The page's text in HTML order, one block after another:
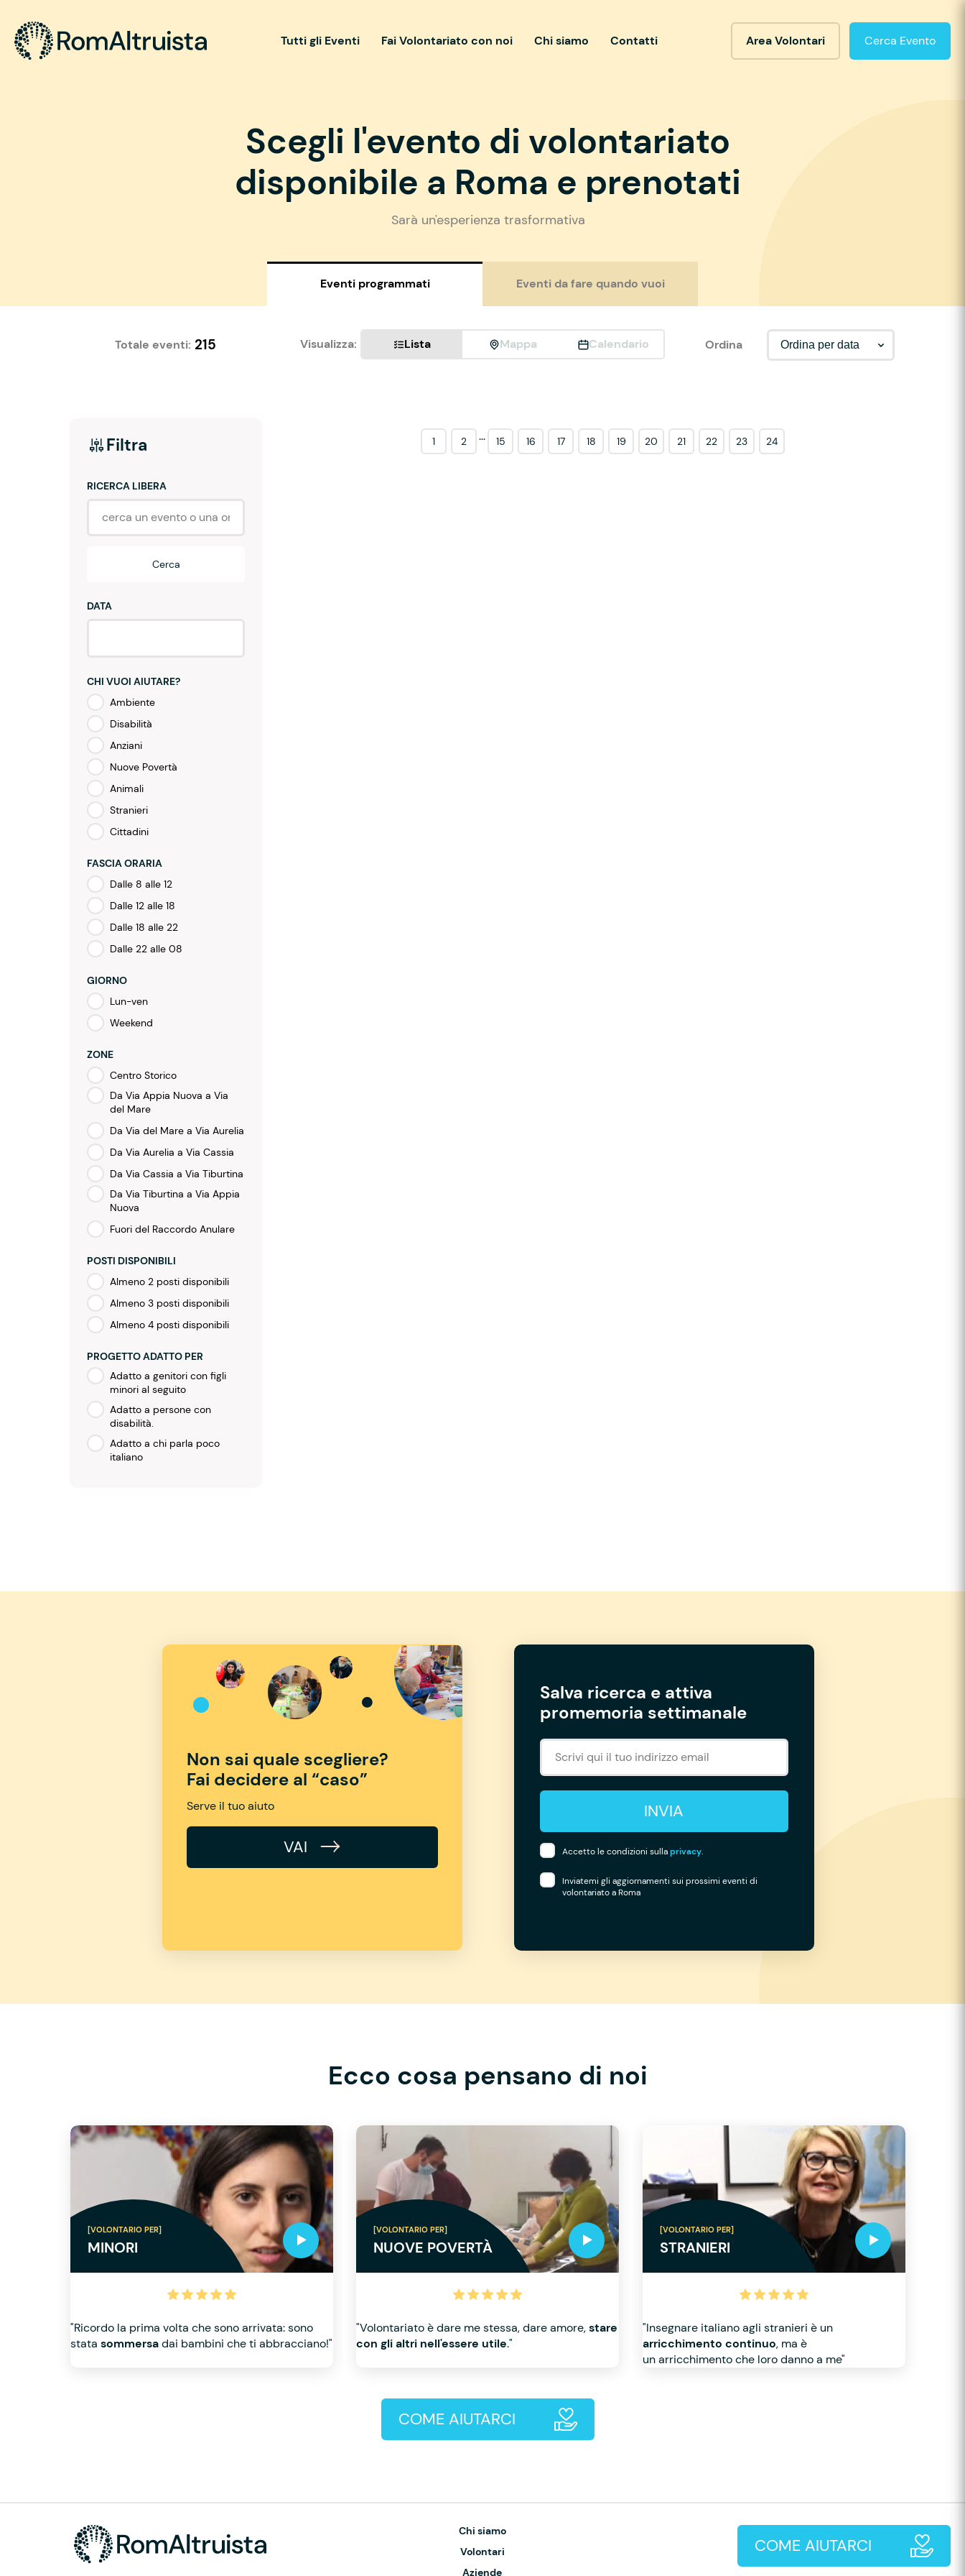
Tutti gli Eventi Fai Volontariato con noi Chi siamo Contatti Area Volontari Cerca Evento
Scegli l'evento di volontariato
disponibile a Roma e prenotati
Sarà un'esperienza trasformativa
Eventi programmati Eventi da fare quando vuoi
Totale eventi: 215 Visualizza: Lista Mappa Calendario Ordina
Filtra
RICERCA LIBERA
Cerca
DATA
CHI VUOI AIUTARE?
Ambiente
Disabilità
Anziani
Nuove Povertà
Animali
Stranieri
Cittadini
FASCIA ORARIA
Dalle 8 alle 12
Dalle 12 alle 18
Dalle 18 alle 22
Dalle 22 alle 08
GIORNO
Lun-ven
Weekend
ZONE
Centro Storico
Da Via Appia Nuova a Via
del Mare
Da Via del Mare a Via Aurelia
Da Via Aurelia a Via Cassia
Da Via Cassia a Via Tiburtina
Da Via Tiburtina a Via Appia
Nuova
Fuori del Raccordo Anulare
POSTI DISPONIBILI
Almeno 2 posti disponibili
Almeno 3 posti disponibili
Almeno 4 posti disponibili
PROGETTO ADATTO PER
Adatto a genitori con figli
minori al seguito
Adatto a persone con
disabilità.
Adatto a chi parla poco
italiano
1 2 ... 15 16 17 18 19 20 21 22 23 24
Non sai quale scegliere?
Fai decidere al “caso”
Serve il tuo aiuto
VAI
Salva ricerca e attiva
promemoria settimanale
INVIA
Accetto le condizioni sullaprivacy.
Inviatemi gli aggiornamenti sui prossimi eventi di
volontariato a Roma
Ecco cosa pensano di noi
[VOLONTARIO PER]
MINORI
"Ricordo la prima volta che sono arrivata: sono
statasommersadai bambini che ti abbracciano!"
[VOLONTARIO PER]
NUOVE POVERTÀ
"Volontariato è dare me stessa, dare amore,stare
con gli altri nell'essere utile."
[VOLONTARIO PER]
STRANIERI
"Insegnare italiano agli stranieri è un
arricchimento continuo, ma è
un arricchimento che loro danno a me"
COME AIUTARCI
Chi siamo
Volontari
Aziende
COME AIUTARCI